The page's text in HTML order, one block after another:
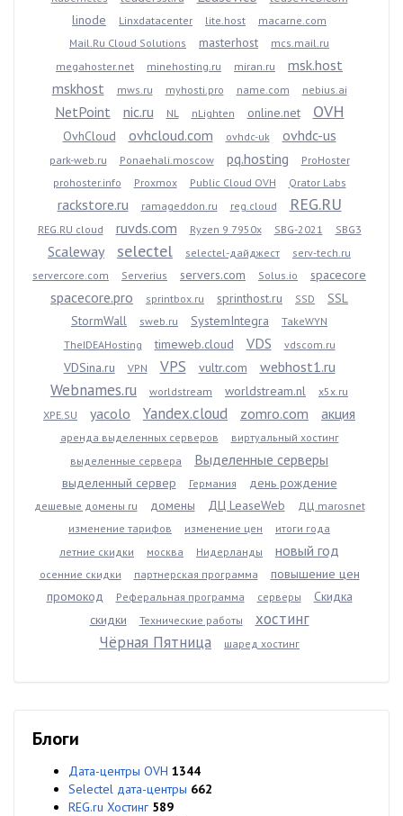
linode
Linxdatacenter lite.host
macarne.com
Mail.Ru Cloud Solutions
masterhost
mcs.mail.ru
megahoster.net
minehosting.ru miran.ru
msk.host
mskhost
mws.ru myhosti.pro name.com nebius.ai
NetPoint nic.ru NL nLighten online.net OVH
OvhCloud ovhcloud.com ovhdc-uk ovhdc-us
park-web.ru Ponaehali.moscow pq.hosting
ProHoster
prohoster.info
Proxmox Public Cloud OVH Qrator Labs
rackstore.ru ramageddon.ru reg.cloud REG.RU
REG.RU cloud ruvds.com Ryzen 9 7950x SBG-2021 SBG3
Scaleway selectel selectel-дайджест
serv-tech.ru
servercore.com
Serverius servers.com Solus.io spacecore
spacecore.pro sprintbox.ru sprinthost.ru SSD
SSL
StormWall
sweb.ru SystemIntegra
TakeWYN
TheIDEAHosting
timeweb.cloud VDS vdscom.ru
VDSina.ru VPN VPS vultr.com webhost1.ru
Webnames.ru worldstream worldstream.nl
x5x.ru
XPE.SU
yacolo Yandex.cloud zomro.com акция
аренда выделенных серверов
виртуальный хостинг
выделенные сервера
Выделенные серверы
выделенный сервер Германия день рождение
дешевые домены ru домены ДЦ LeaseWeb
ДЦ marosnet
изменение тарифов
изменение цен
итоги года
летние скидки
москва Нидерланды новый год
осенние скидки партнерская программа
повышение цен
промокод
Реферальная программа серверы
Скидка
скидки
Технические работы
хостинг
Чёрная Пятница
шаред хостинг
Блоги
Дата-центры OVH 1344
Selectel дата-центры 662
REG.ru Хостинг 589